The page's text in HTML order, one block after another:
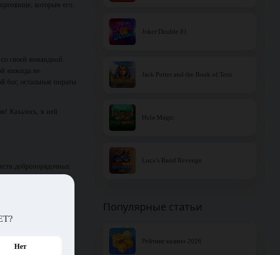
которым его
своей командной.
никогда не
бог, остальные пираты
Казалось, в ней
добропорядочных
на палубе и
единолично.
Joker Double 81
Jack Potter and the Book of Teos
Hula Magic
Luca’s Band Revenge
Популярные статьи
Рейтинг казино 2026
Нет